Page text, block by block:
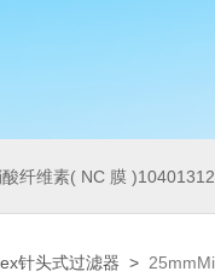
纤维素( NC 膜
针头式过滤器 >